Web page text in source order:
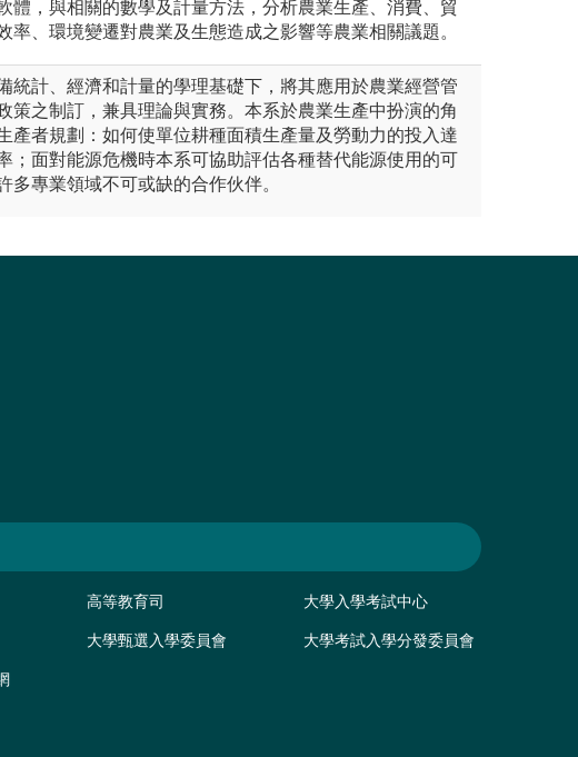
體，與相關的數學及計量方法，分析農業生產、消費、貿
率、環境變遷對農業及生態造成之影響等農業相關議題。
統計、經濟和計量的學理基礎下，將其應用於農業經營管
策之制訂，兼具理論與實務。本系於農業生產中扮演的角
產者規劃：如何使單位耕種面積生產量及勞動力的投入達
；面對能源危機時本系可協助評估各種替代能源使用的可
多專業領域不可或缺的合作伙伴。
高等教育司 大學入學考試中心
大學甄選入學委員會 大學考試入學分發委員會